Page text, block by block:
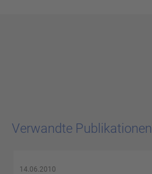
Verwandte Publikationen
14.06.2010